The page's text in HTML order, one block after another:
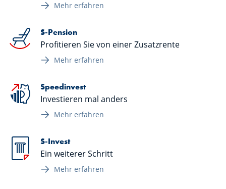
Mehr erfahren
S-Pension
Profitieren Sie von einer Zusatzrente
Mehr erfahren
Speedinvest
Investieren mal anders
Mehr erfahren
S-Invest
Ein weiterer Schritt
Mehr erfahren